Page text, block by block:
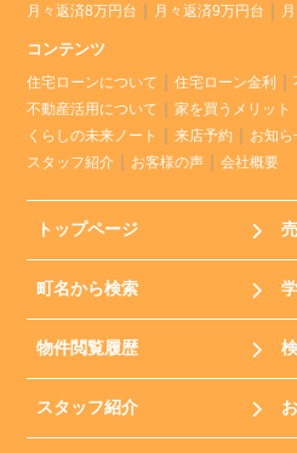
月々返済8万円台
月々返済9万円台
コンテンツ
住宅ローンについて 住宅ローン金利
不動産活用について
家を買うメリット
くらしの未来ノート
来店予約 お知ら
スタッフ紹介
お客様の声 会社概要
トップページ
町名から検索
物件閲覧履歴
スタッフ紹介